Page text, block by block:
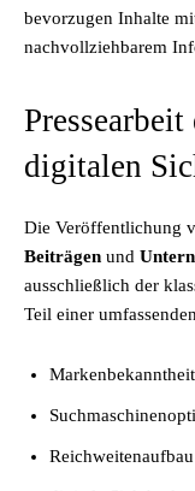
bevorzugen Inhalte
nachvollziehbarem
digitalen
Die Veröffentlichung
Beiträgen und
ausschließlich der
Teil einer
Markenbekanntheit
Reichweitenaufbau